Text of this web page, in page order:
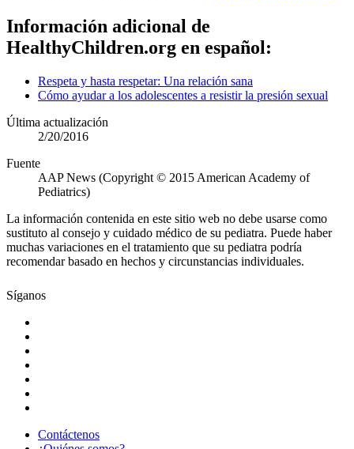
Información adicional de
HealthyChildren.org en español:
Respeta y hasta respetar: Una relación sana
Cómo ayudar a los adolescentes a resistir la presión sexual
Última actualización
2/20/2016
Fuente
AAP News (Copyright © 2015 American Academy of
Pediatrics)
La información contenida en este sitio web no debe usarse como
sustituto al consejo y cuidado médico de su pediatra. Puede haber
muchas variaciones en el tratamiento que su pediatra podría
recomendar basado en hechos y circunstancias individuales.
Síganos
Contáctenos